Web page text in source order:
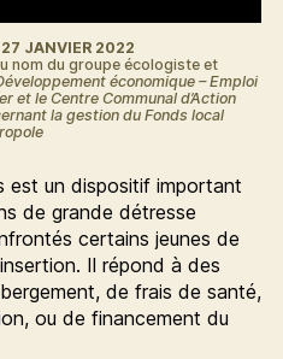
JANVIER 2022
nom du groupe écologiste et
économique – Emploi
et le Centre Communal d’Action
la gestion du Fonds local
est un dispositif important
de grande détresse
certains jeunes de
Il répond à des
de frais de santé,
ou de financement du